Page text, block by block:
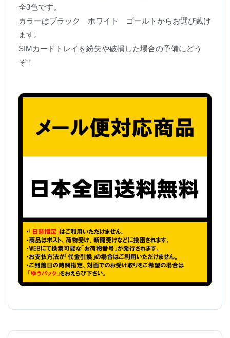
全3色です。
カラーはブラック ホワイト ゴールドからお選び戴け
ます。
SIMカードトレイを紛失や破損した場合の予備にどう
ぞ！